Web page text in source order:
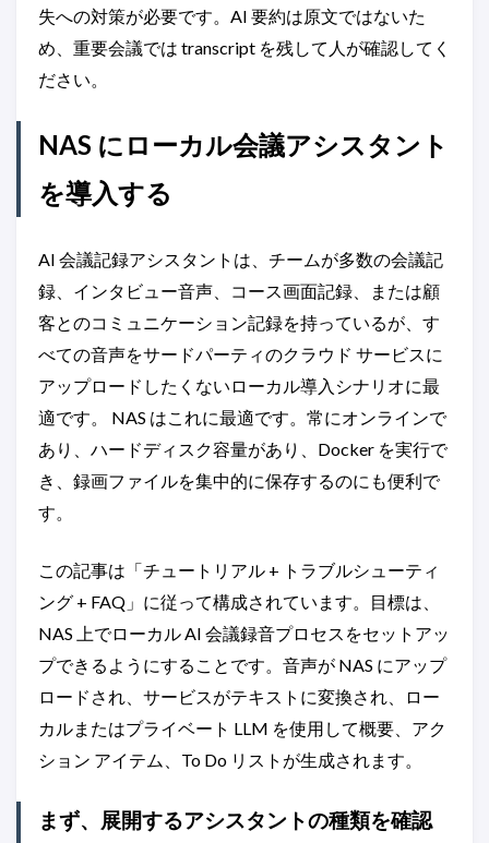
失への対策が必要です。AI 要約は原文ではないた
め、重要会議では transcript を残して人が確認してく
ださい。
NAS にローカル会議アシスタント
を導入する
AI 会議記録アシスタントは、チームが多数の会議記
録、インタビュー音声、コース画面記録、または顧
客とのコミュニケーション記録を持っているが、す
べての音声をサードパーティのクラウド サービスに
アップロードしたくないローカル導入シナリオに最
適です。 NAS はこれに最適です。常にオンラインで
あり、ハードディスク容量があり、Docker を実行で
き、録画ファイルを集中的に保存するのにも便利で
す。
この記事は「チュートリアル + トラブルシューティ
ング + FAQ」に従って構成されています。目標は、
NAS 上でローカル AI 会議録音プロセスをセットアッ
プできるようにすることです。音声が NAS にアップ
ロードされ、サービスがテキストに変換され、ロー
カルまたはプライベート LLM を使用して概要、アク
ション アイテム、To Do リストが生成されます。
まず、展開するアシスタントの種類を確認